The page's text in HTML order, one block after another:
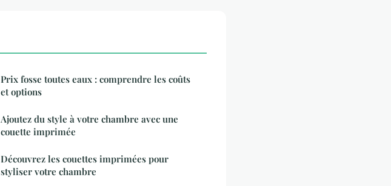
Prix fosse toutes eaux : comprendre les coûts
et options
Ajoutez du style à votre chambre avec une
couette imprimée
Découvrez les couettes imprimées pour
styliser votre chambre